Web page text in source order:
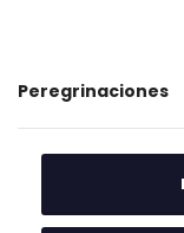
Peregrinaciones